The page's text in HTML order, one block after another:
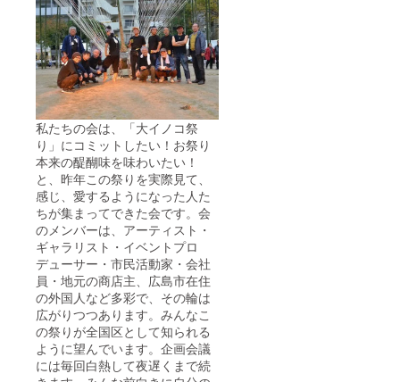
私たちの会は、「大イノコ祭
り」にコミットしたい！お祭り
本来の醍醐味を味わいたい！
と、昨年この祭りを実際見て、
感じ、愛するようになった人た
ちが集まってできた会です。会
のメンバーは、アーティスト・
ギャラリスト・イベントプロ
デューサー・市民活動家・会社
員・地元の商店主、広島市在住
の外国人など多彩で、その輪は
広がりつつあります。みんなこ
の祭りが全国区として知られる
ように望んでいます。企画会議
には毎回白熱して夜遅くまで続